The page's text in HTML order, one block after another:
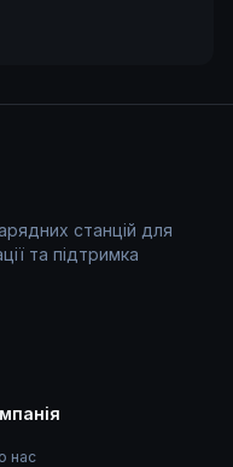
станцій для
та підтримка
нас